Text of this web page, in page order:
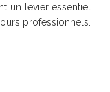
un levier essentiel
professionnels.